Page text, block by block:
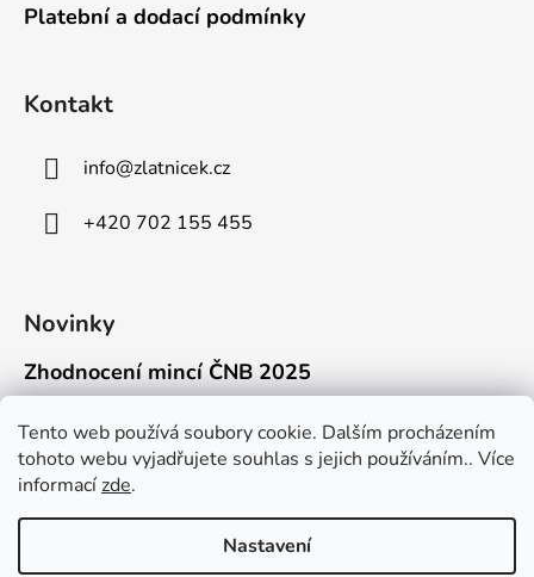
Tento web používá soubory cookie. Dalším procházením
tohoto webu vyjadřujete souhlas s jejich používáním.. Více
informacízde.
Nastavení
Platební a dodací podmínky
Kontakt
info@zlatnicek.cz
+420 702 155 455
Novinky
Zhodnocení mincí ČNB 2025
Připravili jsme pro vás jednoduchý a př...
Mýty o přepravě zlatých mincí mimo EU
Kdo někdy držel v ruce zlatou minci Wie...